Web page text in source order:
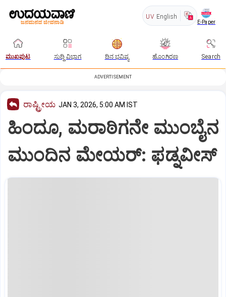
UV English
E-Paper
ಮುಖಪುಟ ಸುದ್ದಿ ವಿಭಾಗ ದಿನ ಭವಿಷ್ಯ ಹೊಂಗಿರಣ Search
ADVERTISEMENT
ರಾಷ್ಟ್ರೀಯ JAN 3, 2026, 5:00 AM IST
ಹಿಂದೂ, ಮರಾಠಿಗನೇ ಮುಂಬೈನ
ಮುಂದಿನ ಮೇಯರ್: ಫಡ್ನವೀಸ್